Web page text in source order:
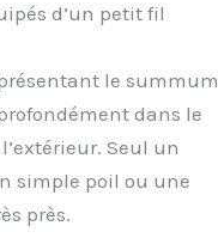
d’un petit fil
le summum
dans le
Seul un
simple poil ou une
près.